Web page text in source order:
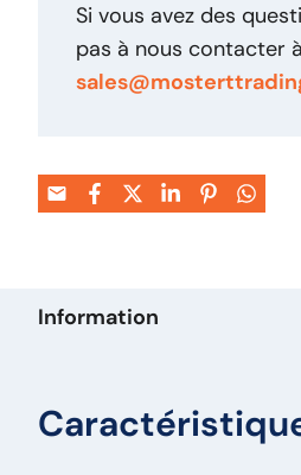
Si vous avez des
pas à nous contacter
Information